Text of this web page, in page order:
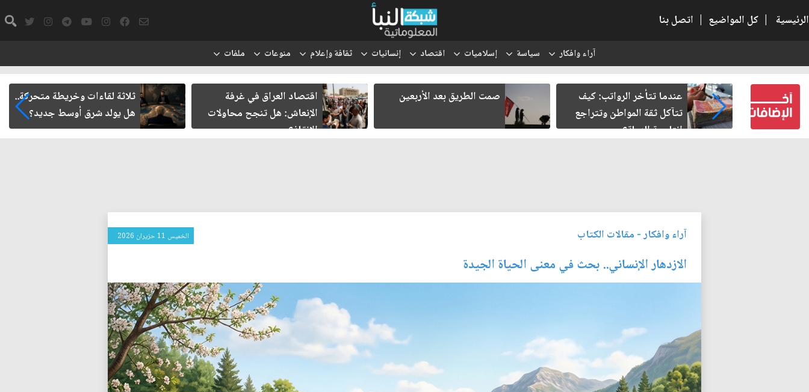
الرئيسية | كل المواضيع | اتصل بنا
آراء وافكار سياسة إسلاميات اقتصاد إنسانيات ثقافة وإعلام منوعات ملفات
حين
عندما تتأخر الرواتب: كيف
تتآكل ثقة المواطن وتتراجع
إنتاجية الدولة؟
صمت الطريق بعد الأربعين
اقتصاد العراق في غرفة
الإنعاش: هل تنجح محاولات
الإنقاذ؟
ثلاثة لقاءات وخريطة متحركة..
هل يولد شرق أوسط جديد؟
آراء وافكار- مقالات الكتاب الخميس 11 حزيران 2026
الازدهار الإنساني.. بحث في معنى الحياة الجيدة